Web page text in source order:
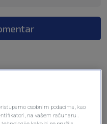
osobnim podacima, kao
na vašem računaru .